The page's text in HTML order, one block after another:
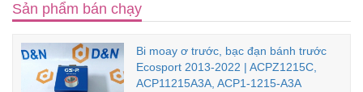
Sản phẩm bán chạy
Bi moay ơ trước, bạc đạn bánh trước
Ecosport 2013-2022 | ACPZ1215C,
ACP11215A3A, ACP1-1215-A3A